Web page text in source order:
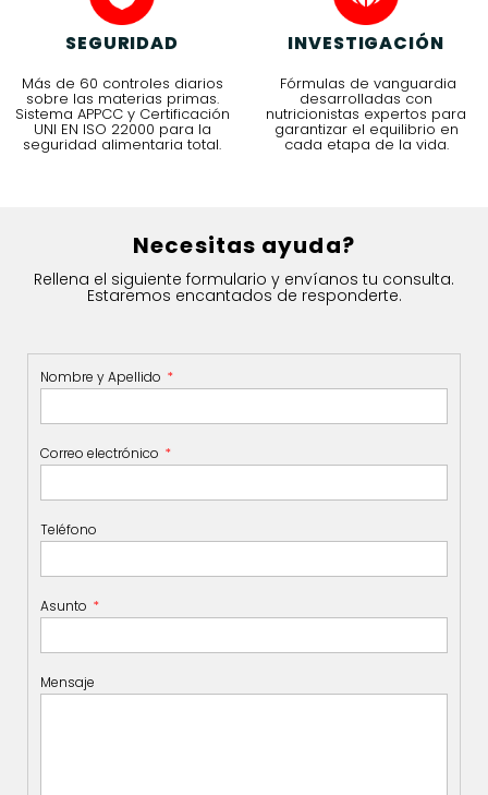
SEGURIDAD
Más de 60 controles diarios
sobre las materias primas.
Sistema APPCC y Certificación
UNI EN ISO 22000 para la
seguridad alimentaria total.
INVESTIGACIÓN
Fórmulas de vanguardia
desarrolladas con
nutricionistas expertos para
garantizar el equilibrio en
cada etapa de la vida.
Necesitas ayuda?
Rellena el siguiente formulario y envíanos tu consulta.
Estaremos encantados de responderte.
Nombre y Apellido
Correo electrónico
Teléfono
Asunto
Mensaje